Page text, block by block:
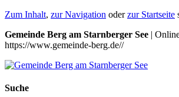
Zum Inhalt, zur Navigation oderzur Startseite
Gemeinde Berg am Starnberger See |
https://www.gemeinde-berg.de//
Suche